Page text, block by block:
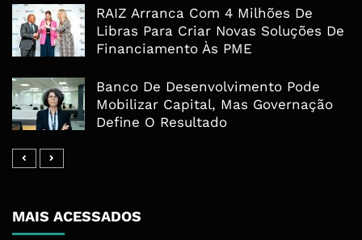
RAIZ Arranca Com 4 Milhões De
Libras Para Criar Novas Soluções De
Financiamento Às PME
Banco De Desenvolvimento Pode
Mobilizar Capital, Mas Governação
Define O Resultado
MAIS ACESSADOS